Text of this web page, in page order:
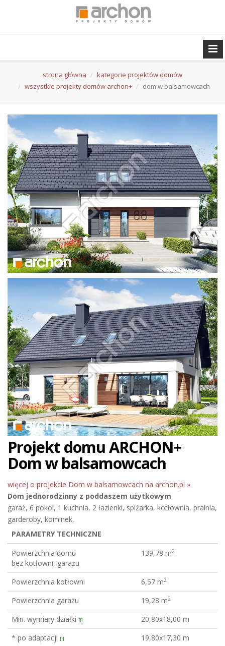
strona główna
kategorie projektów domów
wszystkie projekty domów archon+
dom w balsamowcach
Projekt domu ARCHON+
Dom w balsamowcach
więcej o projekcie Dom w balsamowcach na archon.pl »
Dom jednorodzinny z poddaszem użytkowym
garaż, 6 pokoi, 1 kuchnia, 2 łazienki, spiżarka, kotłownia, pralnia,
garderoby, kominek,
PARAMETRY TECHNICZNE
Powierzchnia domu
bez kotłowni, garażu
139,78 m2
Powierzchnia kotłowni 6,57 m2
Powierzchnia garażu 19,28 m2
Min. wymiary działki [i]
20,80x18,00 m
* po adaptacji [i]
19,80x17,30 m